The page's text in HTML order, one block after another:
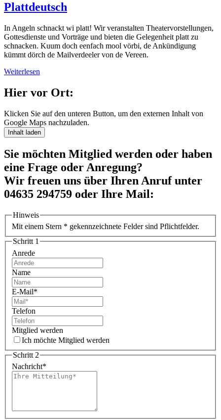
Plattdeutsch
In Angeln schnackt wi platt! Wir veranstalten Theatervorstellungen,
Gottesdienste und Vorträge und bieten die Gelegenheit platt zu
schnacken. Kuum doch eenfach mool vörbi, de Ankündigung
kümmt dörch de Mailverdeeler von de Vereen.
Weiterlesen
Hier vor Ort:
Klicken Sie auf den unteren Button, um den externen Inhalt von
Google Maps nachzuladen.
Inhalt laden
Sie möchten Mitglied werden oder haben
eine Frage oder Anregung?
Wir freuen uns über Ihren Anruf unter
04635 294759 oder Ihre Mail:
Hinweis
Mit einem Stern * gekennzeichnete Felder sind Pflichtfelder.
Schritt 1
Anrede
Name
E-Mail*
Telefon
Mitglied werden
Ich möchte Mitglied werden
Schritt 2
Nachricht*